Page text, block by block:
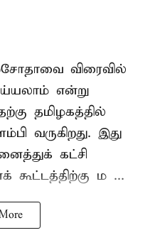
விரைவில்
என்று
தமிழகத்தில்
வருகிறது. இது
கட்சி
ம ...